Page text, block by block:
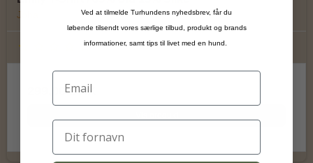
Joha
299,00 DKK
Ved at tilmelde Turhundens nyhedsbrev, får du
løbende tilsendt vores særlige tilbud, produkt og brands
informationer, samt tips til livet med en hund.